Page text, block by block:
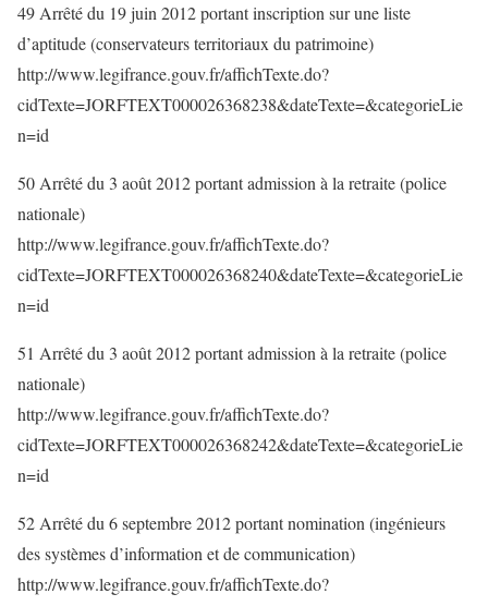
49 Arrêté du 19 juin 2012 portant inscription sur une liste
d’aptitude (conservateurs territoriaux du patrimoine)
http://www.legifrance.gouv.fr/affichTexte.do?
cidTexte=JORFTEXT000026368238&dateTexte=&categorieLie
n=id
50 Arrêté du 3 août 2012 portant admission à la retraite (police
nationale)
http://www.legifrance.gouv.fr/affichTexte.do?
cidTexte=JORFTEXT000026368240&dateTexte=&categorieLie
n=id
51 Arrêté du 3 août 2012 portant admission à la retraite (police
nationale)
http://www.legifrance.gouv.fr/affichTexte.do?
cidTexte=JORFTEXT000026368242&dateTexte=&categorieLie
n=id
52 Arrêté du 6 septembre 2012 portant nomination (ingénieurs
des systèmes d’information et de communication)
http://www.legifrance.gouv.fr/affichTexte.do?